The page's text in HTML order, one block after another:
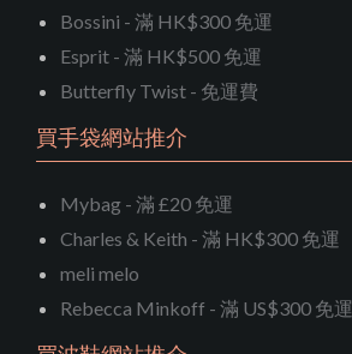
Bossini - 滿 HK$300 免運
Esprit - 滿 HK$500 免運
Butterfly Twist - 免運費
買手袋網站推介
Mybag - 滿 £20 免運
Charles & Keith - 滿 HK$300 免運
meli melo
Rebecca Minkoff - 滿 US$300 免運